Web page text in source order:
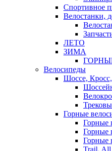
Спортивное
Велостанки,
ЛЕТО
ЗИМА
Велосипеды
Шоссе,
Горные
Горные
Горные
Горные
Trail, All